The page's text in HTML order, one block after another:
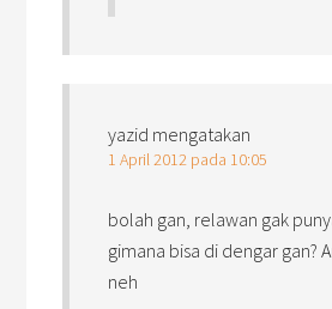
yazid mengatakan
1 April 2012 pada 10:05
bolah gan, relawan gak
gimana bisa di dengar gan?
neh